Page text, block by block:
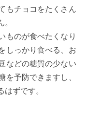
もチョコをたくさん
ものが食べたくなり
しっかり食べる、お
などの糖質の少ない
を予防できますし、
ずです。